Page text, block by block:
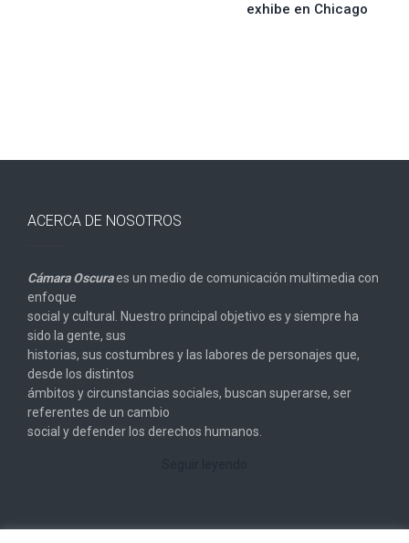
exhibe en Chicago
ACERCA DE NOSOTROS
Cámara Oscuraes un medio de comunicación multimedia con
enfoque
social y cultural. Nuestro principal objetivo es y siempre ha
sido la gente, sus
historias, sus costumbres y las labores de personajes que,
desde los distintos
ámbitos y circunstancias sociales, buscan superarse, ser
referentes de un cambio
social y defender los derechos humanos.